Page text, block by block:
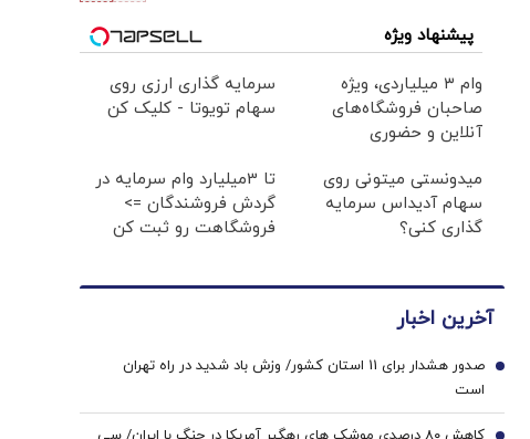
پیشنهاد ویژه
وام ۳ میلیاردی، ویژه
صاحبان فروشگاه‌های
آنلاین و حضوری
سرمایه گذاری ارزی روی
سهام تویوتا - کلیک کن
میدونستی میتونی روی
سهام آدیداس سرمایه
گذاری کنی؟
تا 3میلیارد وام سرمایه در
گردش فروشندگان =>
فروشگاهت رو ثبت کن
آخرین اخبار
صدور هشدار برای 11 استان کشور/ وزش باد شدید در راه تهران
است
1